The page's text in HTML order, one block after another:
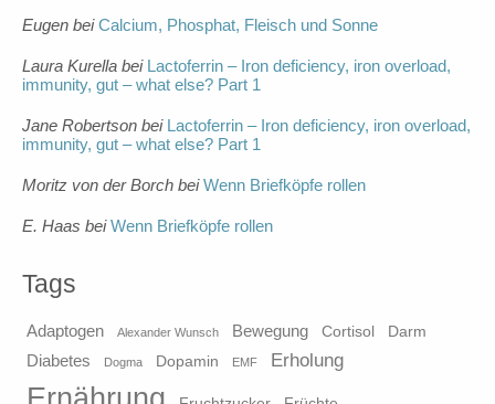
Eugen beiCalcium, Phosphat, Fleisch und Sonne
Laura Kurella bei Lactoferrin – Iron deficiency, iron overload,
immunity, gut – what else? Part 1
Jane Robertson bei Lactoferrin – Iron deficiency, iron overload,
immunity, gut – what else? Part 1
Moritz von der Borch beiWenn Briefköpfe rollen
E. Haas beiWenn Briefköpfe rollen
Tags
Adaptogen Alexander Wunsch Bewegung Cortisol Darm
Diabetes Dogma Dopamin EMF Erholung